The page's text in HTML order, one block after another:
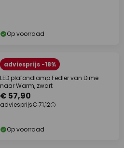
Op voorraad
adviesprijs -18%
LED plafondlamp Fedler van Dime
naar Warm, zwart
€ 57,90
adviesprijs€ 71,12
Op voorraad